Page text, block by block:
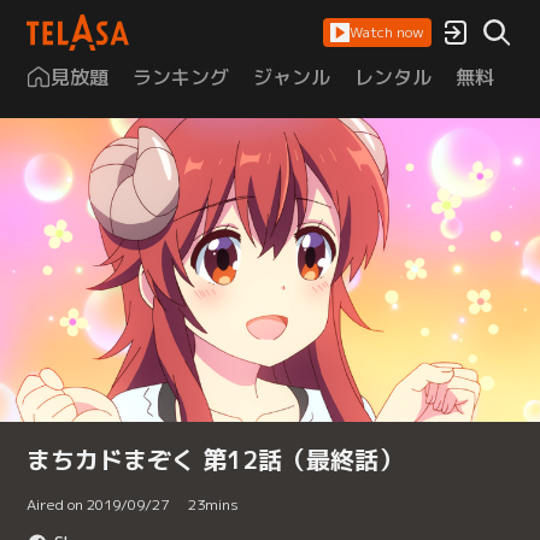
Watch now
見放題 ランキング ジャンル レンタル 無料
まちカドまぞく 第12話（最終話）
Aired on 2019/09/27 23mins